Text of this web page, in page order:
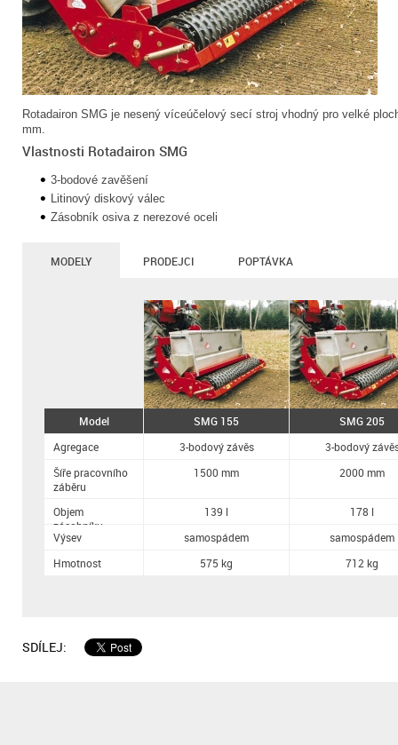
Rotadairon SMG je nesený víceúčelový secí stroj vhodný pro velké
mm.
Vlastnosti Rotadairon SMG
3-bodové zavěšení
Litinový diskový válec
Zásobník osiva z nerezové oceli
MODELY PRODEJCI POPTÁVKA
Model
Agregace
Šíře pracovního
záběru
Objem
zásobníku
Výsev
Hmotnost
SMG 155
SMG 205
3-bodový závěs
3-bodový
1500 mm
2000 mm
139 l
178 l
samospádem
samospádem
575 kg
712 kg
SDÍLEJ: